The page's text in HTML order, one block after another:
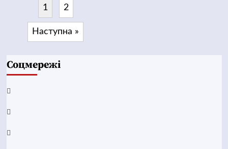
1 2
Наступна »
Соцмережі
Facebook
YouTube
Telegram